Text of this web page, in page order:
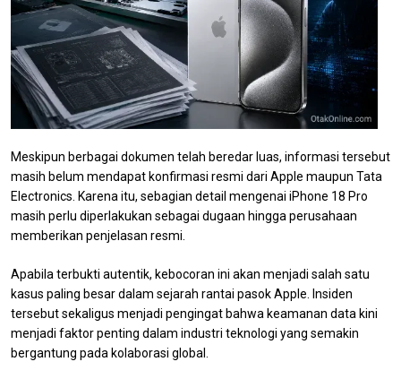
Meskipun berbagai dokumen telah beredar luas, informasi tersebut
masih belum mendapat konfirmasi resmi dari Apple maupun Tata
Electronics. Karena itu, sebagian detail mengenai iPhone 18 Pro
masih perlu diperlakukan sebagai dugaan hingga perusahaan
memberikan penjelasan resmi.
Apabila terbukti autentik, kebocoran ini akan menjadi salah satu
kasus paling besar dalam sejarah rantai pasok Apple. Insiden
tersebut sekaligus menjadi pengingat bahwa keamanan data kini
menjadi faktor penting dalam industri teknologi yang semakin
bergantung pada kolaborasi global.